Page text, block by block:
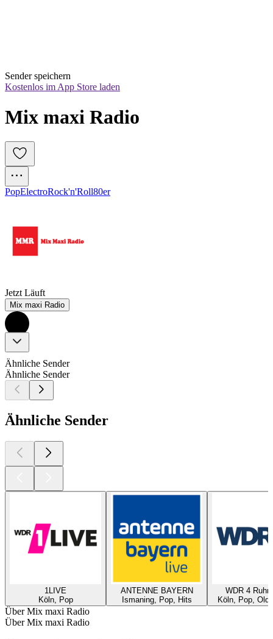
Sender speichern
Kostenlos im App Store laden
Mix maxi Radio
PopElectroRock'n'Roll80er
Jetzt Läuft
Mix maxi Radio
Ähnliche Sender
Ähnliche Sender
Ähnliche Sender
1LIVE
Köln, Pop
ANTENNE BAYERN
Ismaning, Pop, Hits
WDR 4
Köln, Pop,
Über Mix maxi Radio
Über Mix maxi Radio